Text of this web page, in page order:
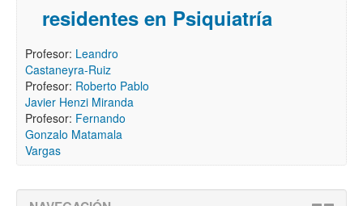
residentes en Psiquiatría
Profesor: Leandro
Castaneyra-Ruiz
Profesor: Roberto Pablo
Javier Henzi Miranda
Profesor: Fernando
Gonzalo Matamala
Vargas